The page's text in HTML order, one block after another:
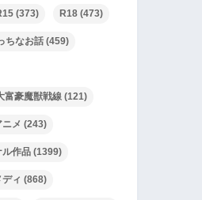
(373) R18 (473)
ちなお話 (459)
富豪魔獣戦線 (121)
ニメ (243)
ル作品 (1399)
ィ (868)